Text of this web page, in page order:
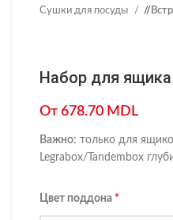
Сушки для посуды
/
Набор для
От 678.70 MDL
Важно: только для
Legrabox/Tandembox
Цвет поддона